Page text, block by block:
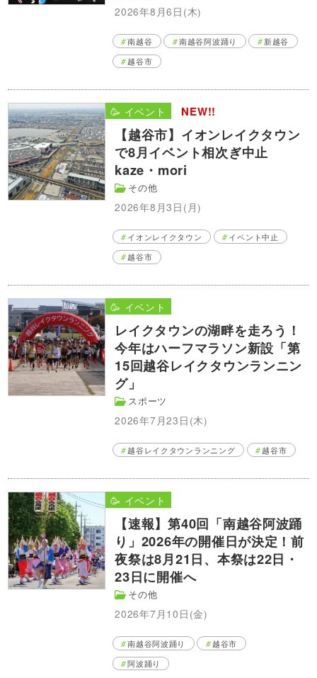
2026年8月6日(木)
南越谷 南越谷阿波踊り
新越谷
越谷市
【越谷市】イオンレイクタウン
で8月イベント相次ぎ中止
kaze・mori
その他
2026年8月3日(月)
🥳 イベント NEW!!
イオンレイクタウン
イベント中止
越谷市
レイクタウンの湖畔を走ろう！
今年はハーフマラソン新設「第
15回越谷レイクタウンランニン
グ」
スポーツ
2026年7月23日(木)
🥳 イベント
越谷レイクタウンランニング 越谷市
【速報】第40回「南越谷阿波踊
り」2026年の開催日が決定！前
夜祭は8月21日、本祭は22日・
23日に開催へ
その他
2026年7月10日(金)
🥳 イベント
南越谷阿波踊り
越谷市
阿波踊り